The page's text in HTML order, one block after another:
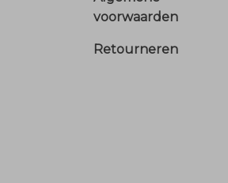
voorwaarden
Retourneren